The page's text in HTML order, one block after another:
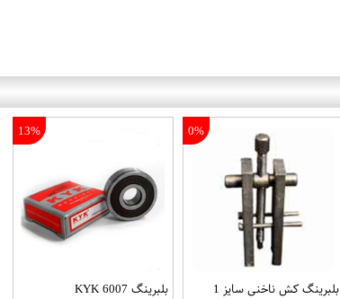
0%
بلبرینگ کش ناخنی سایز 1
13%
بلبرینگ 6007 KYK